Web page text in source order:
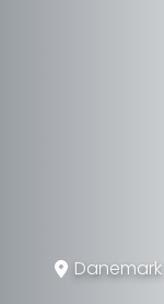
Danemark